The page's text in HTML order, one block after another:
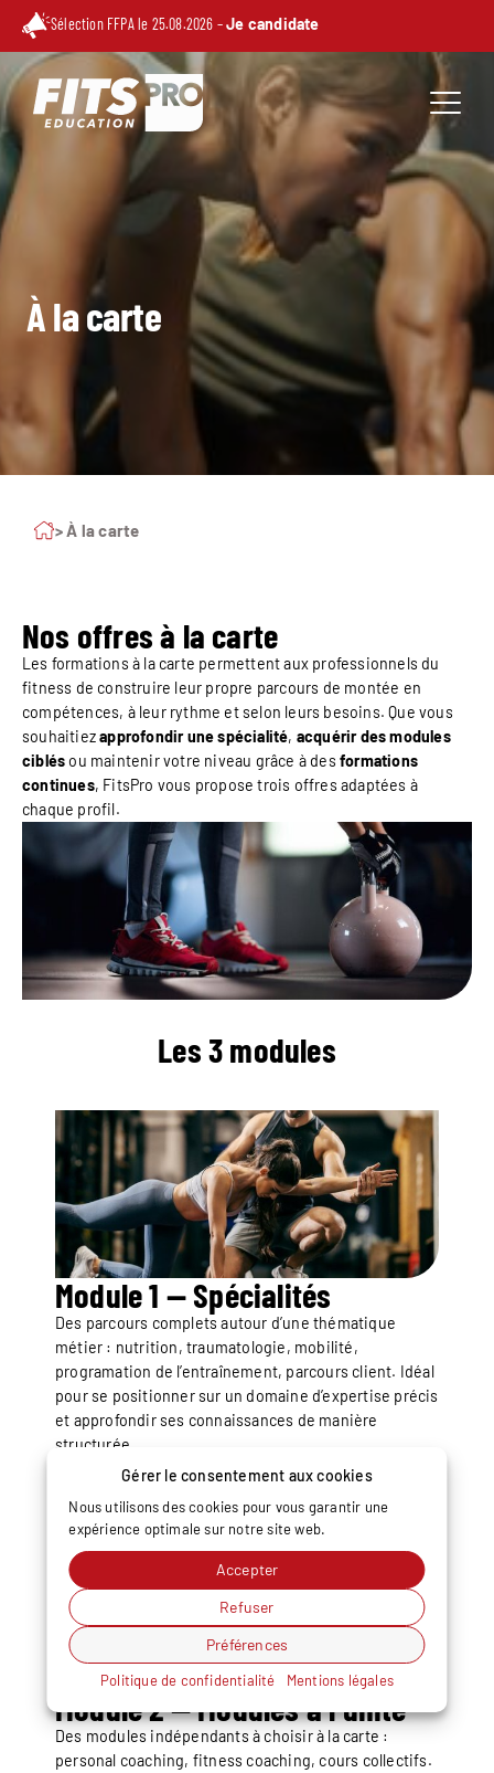
Sélection FFPA le 25.08.2026 –Je candidate
À la carte
> À la carte
Nos offres à la carte
Les formations à la carte permettent aux professionnels du
fitness de construire leur propre parcours de montée en
compétences, à leur rythme et selon leurs besoins. Que vous
souhaitiezapprofondir une spécialité, acquérir des modules
ciblés ou maintenir votre niveau grâce à desformations
continues, FitsPro vous propose trois offres adaptées à
chaque profil.
Les 3 modules
Module 1 — Spécialités
Des parcours complets autour d’une thématique
métier : nutrition, traumatologie, mobilité,
programation de l’entraînement, parcours client. Idéal
pour se positionner sur un domaine d’expertise précis
et approfondir ses connaissances de manière
structurée.
Voir les Spécialités
Module 2 — Modules à l’unité
Des modules indépendants à choisir à la carte :
personal coaching, fitness coaching, cours collectifs.
Gérer le consentement aux cookies
Nous utilisons des cookies pour vous garantir une
expérience optimale sur notre site web.
Accepter
Refuser
Préférences
Politique de confidentialité Mentions légales